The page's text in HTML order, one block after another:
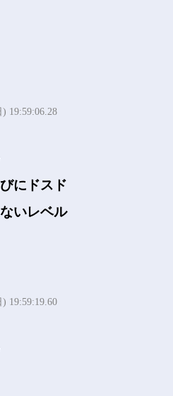
) 19:59:06.28
にドスド
いレベル
) 19:59:19.60